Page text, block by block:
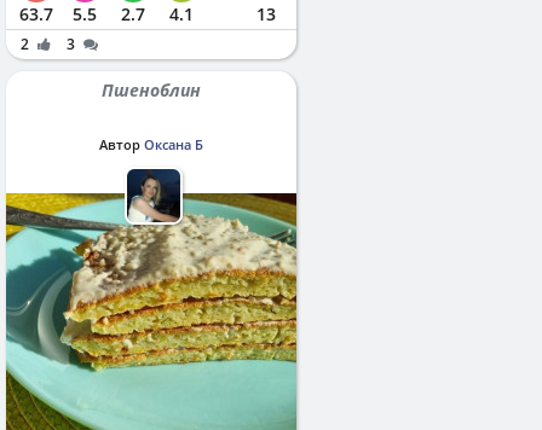
63.7 5.5 2.7 4.1 13
2 3
Пшеноблин
Автор Оксана Б